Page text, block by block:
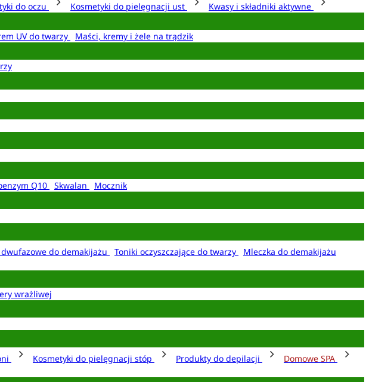
do oczu Kosmetyki do pielęgnacji ust
Kwasy i składniki aktywne
UV do twarzy
Maści, kremy i żele na trądzik
Q10 Skwalan
Mocznik
do demakijażu Toniki oczyszczające do twarzy
Mleczka do demakijażu
wrażliwej
Kosmetyki do pielęgnacji stóp Produkty do depilacji
Domowe SPA